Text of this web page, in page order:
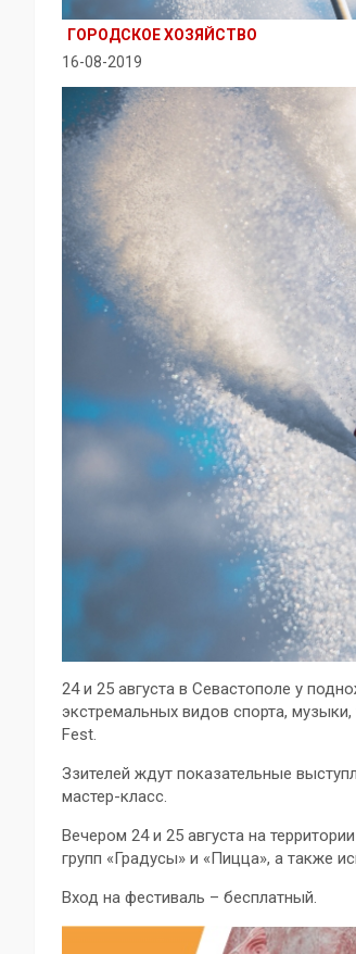
ГОРОДСКОЕ ХОЗЯЙСТВО
16-08-2019
24 и 25 августа в Севастополе у
экстремальных видов спорта, музыки,
Fest.
Ззителей ждут показательные
мастер-класс.
Вечером 24 и 25 августа на
групп «Градусы» и «Пицца», а также
Вход на фестиваль – бесплатный.